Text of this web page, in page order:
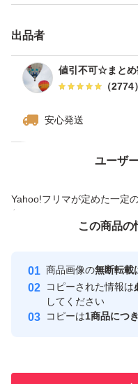
出品者
値引不可☆まと
（2774）
安心発送
ユーザ
Yahoo!フリマが定めた一定
付与しています
安心取引出品者
取引実績
価格の相談
この商品の
商品画像の無断転載
コピーされた情報は
してください
コピーは1商品につ
この商品をみている人に